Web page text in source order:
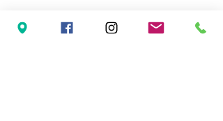
Potentiel de garde : 8 à 10 ans